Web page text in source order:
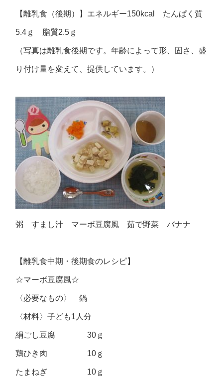
【離乳食（後期）】エネルギー150kcal たんぱく質
5.4ｇ 脂質2.5ｇ
（写真は離乳食後期です。年齢によって形、固さ、盛
り付け量を変えて、提供しています。）
粥 すまし汁 マーボ豆腐風 茹で野菜 バナナ
【離乳食中期・後期食のレシピ】
☆マーボ豆腐風☆
〈必要なもの〉 鍋
〈材料〉子ども1人分
絹ごし豆腐 30ｇ
鶏ひき肉 10ｇ
たまねぎ 10ｇ